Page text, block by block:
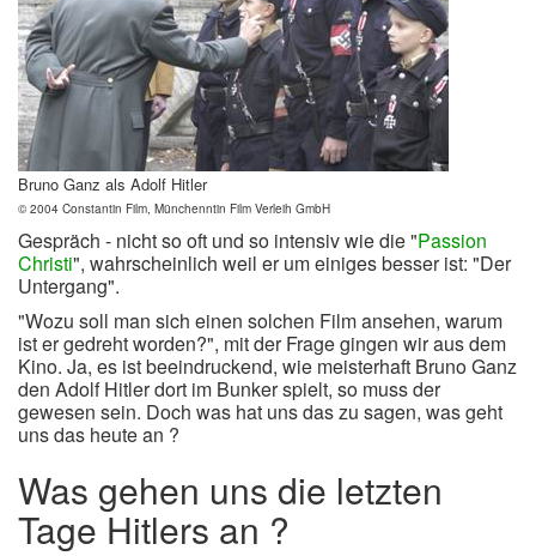
Bruno Ganz als Adolf Hitler
© 2004 Constantin Film, Münchenntin Film Verleih GmbH
Gespräch - nicht so oft und so intensiv wie die "Passion
Christi", wahrscheinlich weil er um einiges besser ist: "Der
Untergang".
"Wozu soll man sich einen solchen Film ansehen, warum
ist er gedreht worden?", mit der Frage gingen wir aus dem
Kino. Ja, es ist beeindruckend, wie meisterhaft Bruno Ganz
den Adolf Hitler dort im Bunker spielt, so muss der
gewesen sein. Doch was hat uns das zu sagen, was geht
uns das heute an ?
Was gehen uns die letzten
Tage Hitlers an ?